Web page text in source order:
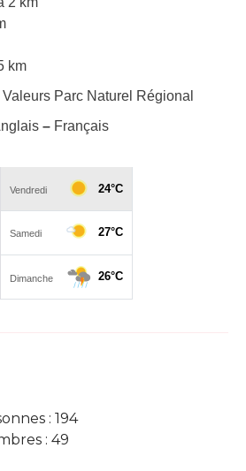
km
Valeurs Parc Naturel Régional
– Français
: 194
: 49